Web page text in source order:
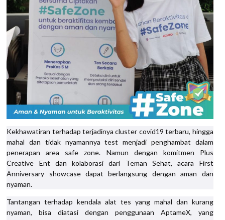
Kekhawatiran terhadap terjadinya cluster covid19 terbaru, hingga
mahal dan tidak nyamannya test menjadi penghambat dalam
penerapan area safe zone. Namun dengan komitmen Plus
Creative Ent dan kolaborasi dari Teman Sehat, acara First
Anniversary showcase dapat berlangsung dengan aman dan
nyaman.
Tantangan terhadap kendala alat tes yang mahal dan kurang
nyaman, bisa diatasi dengan penggunaan AptameX, yang